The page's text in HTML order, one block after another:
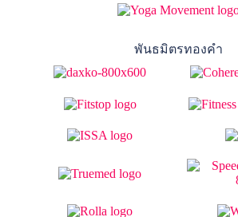
พันธมิตรทองคำ